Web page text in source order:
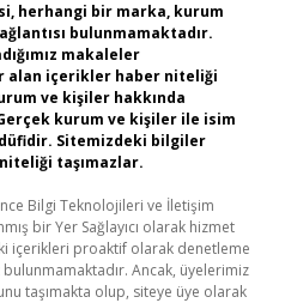
herhangi bir marka, kurum
bulunmamaktadır.
makaleler
alan içerikler haber niteliği
ve kişiler hakkında
kurum ve kişiler ile isim
Sitemizdeki bilgiler
taşımazlar.
Bilgi Teknolojileri ve İletişim
bir Yer Sağlayıcı olarak hizmet
içerikleri proaktif olarak denetleme
Ancak, üyelerimiz
taşımakta olup, siteye üye olarak